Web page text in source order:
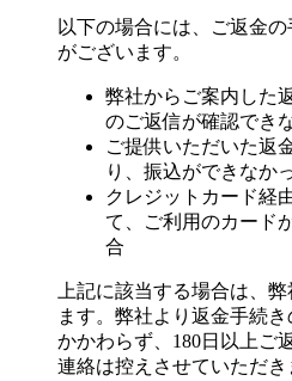
以下の場合には、ご返金
がございます。
弊社からご案内した
のご返信が確認でき
ご提供いただいた返
り、振込ができなか
クレジットカード経
て、ご利用のカード
合
上記に該当する場合は、
ます。弊社より返金手続
かかわらず、180日以上ご
連絡は控えさせていただき